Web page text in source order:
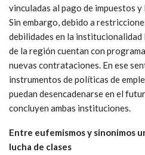
vinculadas al pago de impuestos
Sin embargo, debido a
debilidades en la
de la región cuentan con
nuevas contrataciones. En ese
instrumentos de políticas de
puedan desencadenarse en el
concluyen ambas instituciones.
Entre eufemismos y sinonimos
lucha de clases